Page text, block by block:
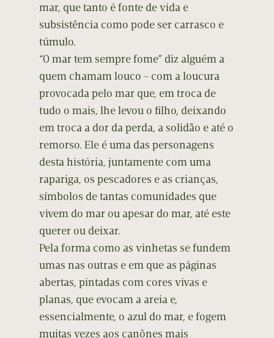
mar, que tanto é fonte de vida e
subsistência como pode ser carrasco e
túmulo.
“O mar tem sempre fome” diz alguém a
quem chamam louco – com a loucura
provocada pelo mar que, em troca de
tudo o mais, lhe levou o filho, deixando
em troca a dor da perda, a solidão e até o
remorso. Ele é uma das personagens
desta história, juntamente com uma
rapariga, os pescadores e as crianças,
símbolos de tantas comunidades que
vivem do mar ou apesar do mar, até este
querer ou deixar.
Pela forma como as vinhetas se fundem
umas nas outras e em que as páginas
abertas, pintadas com cores vivas e
planas, que evocam a areia e,
essencialmente, o azul do mar, e fogem
muitas vezes aos canônes mais